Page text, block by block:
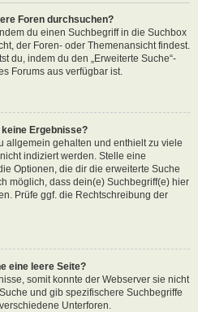
Foren durchsuchen?
du einen Suchbegriff in die Suchbox
der Foren- oder Themenansicht findest.
du, indem du den „Erweiterte Suche“-
Forums aus verfügbar ist.
Ergebnisse?
allgemein gehalten und enthielt zu viele
indiziert werden. Stelle eine
Optionen, die dir die erweiterte Suche
möglich, dass dein(e) Suchbegriff(e) hier
Prüfe ggf. die Rechtschreibung der
eine leere Seite?
somit konnte der Webserver sie nicht
und gib spezifischere Suchbegriffe
Unterforen.